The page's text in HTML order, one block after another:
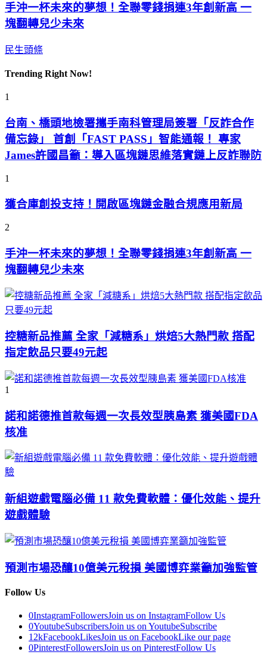
手沖一杯未來的夢想！全聯零錢捐連3年創新高 一
塊翻轉兒少未來
民生頭條
Trending Right Now!
1
台南、橋頭地檢署攜手南科管理局簽署「反詐合作
備忘錄」 首創「FAST PASS」智能通報！ 專家
James許國昌籲：導入區塊鏈思維落實鏈上反詐聯防
1
獲合庫創投支持！開啟區塊鏈金融合規應用新局
2
手沖一杯未來的夢想！全聯零錢捐連3年創新高 一
塊翻轉兒少未來
控糖新品推薦 全家「減糖系」烘焙5大熱門款 搭配
指定飲品只要49元起
1
諾和諾德推首款每週一次長效型胰島素 獲美國FDA
核准
新組遊戲電腦必備 11 款免費軟體：優化效能、提升
遊戲體驗
預測市場恐釀10億美元稅損 美國博弈業籲加強監管
Follow Us
0InstagramFollowersJoin us on InstagramFollow Us
0YoutubeSubscribersJoin us on YoutubeSubscribe
12kFacebookLikesJoin us on FacebookLike our page
0PinterestFollowersJoin us on PinterestFollow Us